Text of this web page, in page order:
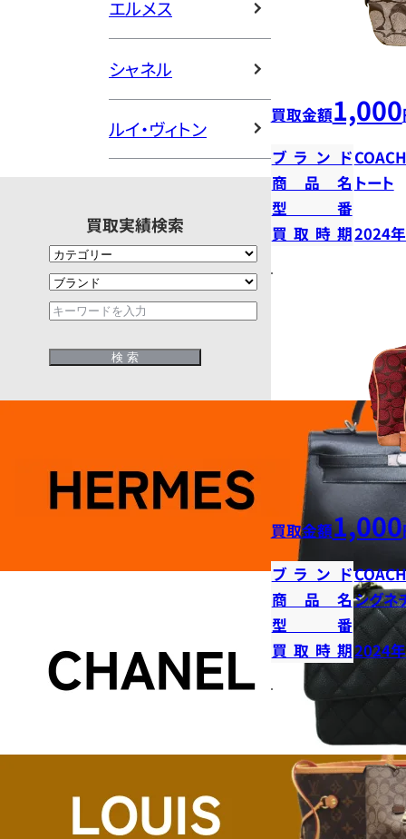
エルメス
シャネル
ルイ・ヴィトン
買取実績検索
買取金額1,000
ブランドCOACH
商品名 トート
型番
買取時期2024
買取金額1,000
ブランドCOACH
商品名シグネ
型番
買取時期2024